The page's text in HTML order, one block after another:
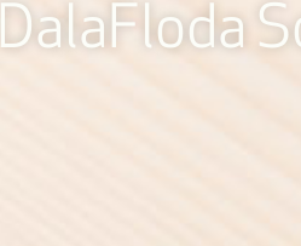
DalaFloda